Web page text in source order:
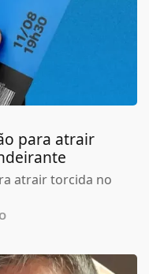
para atrair
atrair torcida no